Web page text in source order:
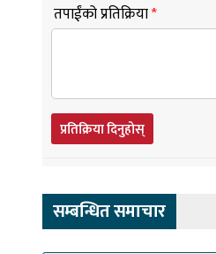
तपाईंको प्रतिक्रिया*
प्रतिक्रिया दिनुहोस्
सम्बन्धित समाचार